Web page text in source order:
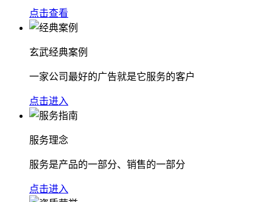
点击查看
玄武经典案例
一家公司最好的广告就是它服务的客户
点击进入
服务理念
服务是产品的一部分、销售的一部分
点击进入